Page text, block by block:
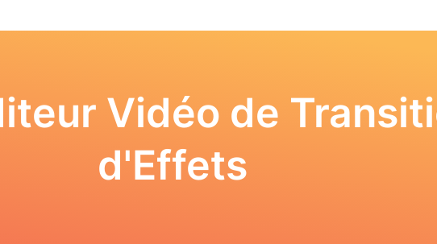
Vidéo de
d'Effets